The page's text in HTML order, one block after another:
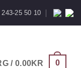
25 50 10
/ 0.00KR 0